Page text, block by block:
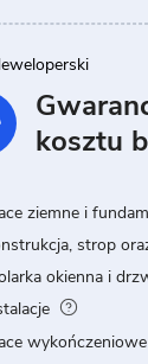
kosztu
ziemne i
strop
okienna i
wykończeniowe